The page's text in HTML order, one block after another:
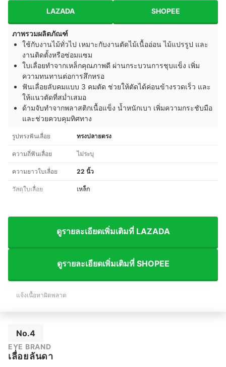
LAZADA SHOPEE
ภาพรวมผลิตภัณฑ์
ใช้กับงานไม้ทั่วไป เหมาะกับงานตัดไม้เนื้ออ่อน ไม้แปรรูป และ
งานติดตั้งหรือซ่อมแซม
ใบเลื่อยทำจากเหล็กคุณภาพดี ผ่านกระบวนการชุบแข็ง เพิ่ม
ความทนทานต่อการสึกหรอ
ฟันเลื่อยลับคมแบบ 3 คมตัด ช่วยให้ตัดได้ค่อนข้างรวดเร็ว และ
ให้แนวตัดที่สม่ำเสมอ
ด้ามจับทำจากพลาสติกเนื้อแข็ง น้ำหนักเบา เพิ่มความกระชับมือ
และช่วยควบคุมทิศทาง
รูปทรงฟันเลื่อย ทรงปลายตรง
ความถี่ฟันเลื่อย ไม่ระบุ
ความยาวใบเลื่อย 22 นิ้ว
วัสดุใบเลื่อย เหล็ก
ดูรายละเอียดเพิ่มเติมที่ LAZADA
ดูรายละเอียดเพิ่มเติมที่ SHOPEE
แจ้งเนื้อหาผิดพลาด
No.4
EYE BRAND
เลื่อยลันดา